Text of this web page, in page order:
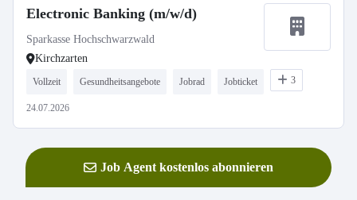
Electronic Banking (m/w/d)
Sparkasse Hochschwarzwald
Kirchzarten
Vollzeit Gesundheitsangebote Jobrad Jobticket 3
24.07.2026
Job Agent kostenlos abonnieren